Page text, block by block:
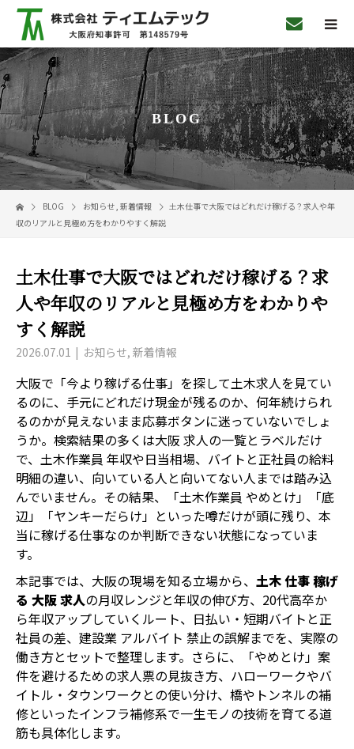
BLOG
BLOG お知らせ, 新着情報
土木仕事で大阪ではどれだけ稼げる？求人や年
収のリアルと見極め方をわかりやすく解説
土木仕事で大阪ではどれだけ稼げる？求
人や年収のリアルと見極め方をわかりや
すく解説
2026.07.01 お知らせ, 新着情報
大阪で「今より稼げる仕事」を探して土木求人を見てい
るのに、手元にどれだけ現金が残るのか、何年続けられ
るのかが見えないまま応募ボタンに迷っていないでしょ
うか。検索結果の多くは大阪 求人の一覧とラベルだけ
で、土木作業員 年収や日当相場、バイトと正社員の給料
明細の違い、向いている人と向いてない人までは踏み込
んでいません。その結果、「土木作業員 やめとけ」「底
辺」「ヤンキーだらけ」といった噂だけが頭に残り、本
当に稼げる仕事なのか判断できない状態になっていま
す。
本記事では、大阪の現場を知る立場から、 土木 仕事 稼げ
る 大阪 求人の月収レンジと年収の伸び方、20代高卒か
ら年収アップしていくルート、日払い・短期バイトと正
社員の差、建設業 アルバイト 禁止の誤解までを、実際の
働き方とセットで整理します。さらに、「やめとけ」案
件を避けるための求人票の見抜き方、ハローワークやバ
イトル・タウンワークとの使い分け、橋やトンネルの補
修といったインフラ補修系で一生モノの技術を育てる道
筋も具体化します。